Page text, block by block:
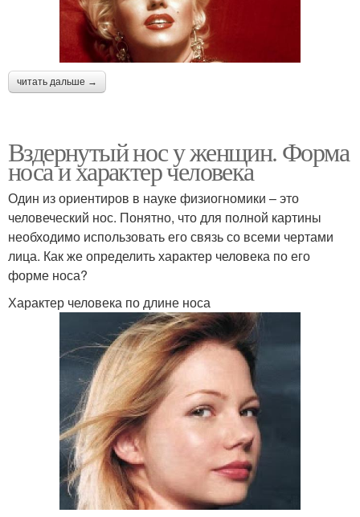
читать дальше →
Вздернутый нос у женщин. Форма
носа и характер человека
Один из ориентиров в науке физиогномики – это
человеческий нос. Понятно, что для полной картины
необходимо использовать его связь со всеми чертами
лица. Как же определить характер человека по его
форме носа?
Характер человека по длине носа